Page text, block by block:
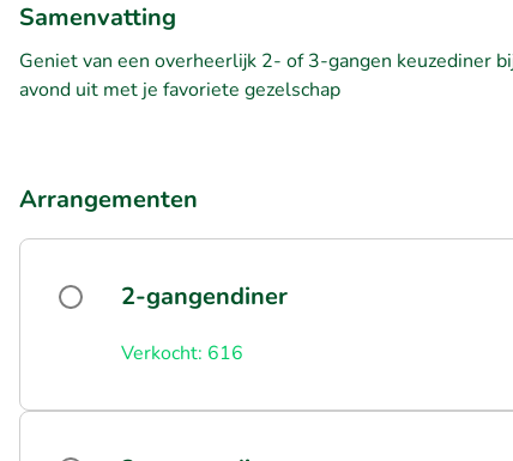
Samenvatting
Geniet van een overheerlijk 2- of 3-gangen keuzediner
avond uit met je favoriete gezelschap
Arrangementen
2-gangendiner
Verkocht: 616